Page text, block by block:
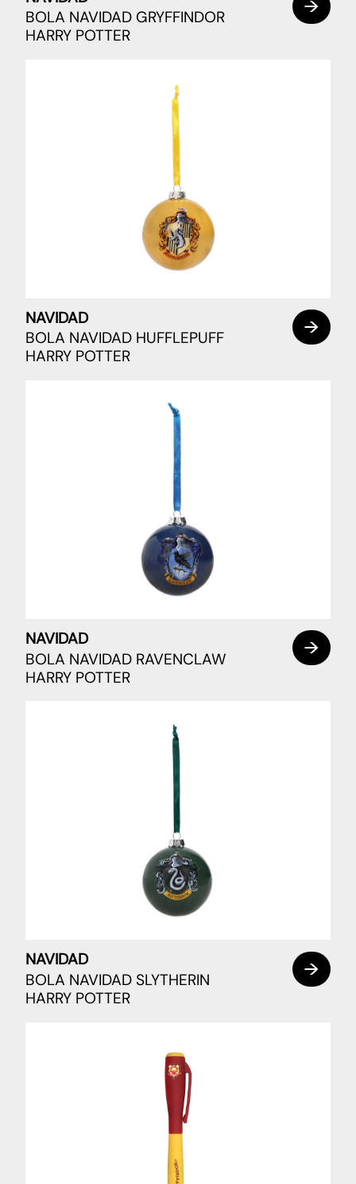
BOLA NAVIDAD GRYFFINDOR
HARRY POTTER
NAVIDAD
BOLA NAVIDAD HUFFLEPUFF
HARRY POTTER
NAVIDAD
BOLA NAVIDAD RAVENCLAW
HARRY POTTER
NAVIDAD
BOLA NAVIDAD SLYTHERIN
HARRY POTTER